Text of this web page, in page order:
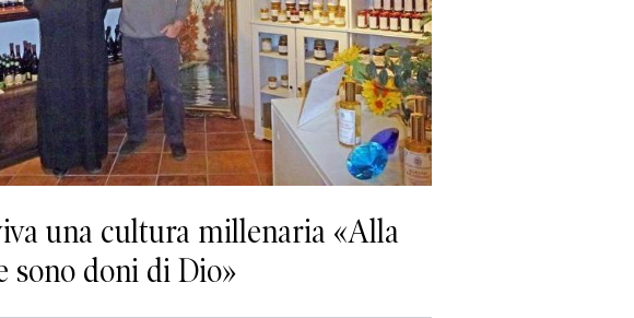
una cultura millenaria «Alla
sono doni di Dio»